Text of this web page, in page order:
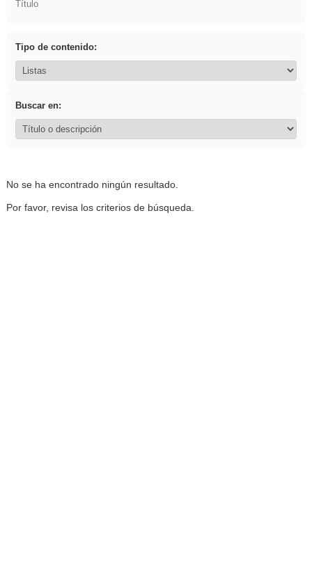
Título
Tipo de contenido:
Buscar en:
No se ha encontrado ningún resultado.
Por favor, revisa los criterios de búsqueda.